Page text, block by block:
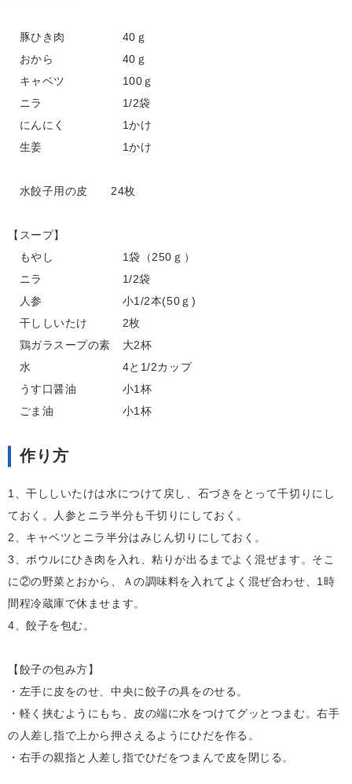
豚ひき肉 40ｇ
おから 40ｇ
キャベツ 100ｇ
ニラ 1/2袋
にんにく 1かけ
生姜 1かけ
水餃子用の皮 24枚
【スープ】
もやし 1袋（250ｇ）
ニラ 1/2袋
人参 小1/2本(50ｇ)
干ししいたけ 2枚
鶏ガラスープの素 大2杯
水 4と1/2カップ
うす口醤油 小1杯
ごま油 小1杯
作り方
1、干ししいたけは水につけて戻し、石づきをとって千切りにし
ておく。人参とニラ半分も千切りにしておく。
2、キャベツとニラ半分はみじん切りにしておく。
3、ボウルにひき肉を入れ、粘りが出るまでよく混ぜます。そこ
に②の野菜とおから、Ａの調味料を入れてよく混ぜ合わせ、1時
間程冷蔵庫で休ませます。
4、餃子を包む。
【餃子の包み方】
・左手に皮をのせ、中央に餃子の具をのせる。
・軽く挟むようにもち、皮の端に水をつけてグッとつまむ。右手
の人差し指で上から押さえるようにひだを作る。
・右手の親指と人差し指でひだをつまんで皮を閉じる。